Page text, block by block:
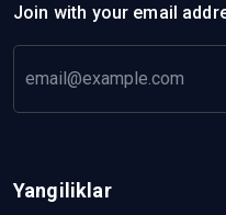
Join with your email
Yangiliklar